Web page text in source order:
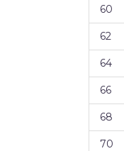
60
62
64
66
68
70